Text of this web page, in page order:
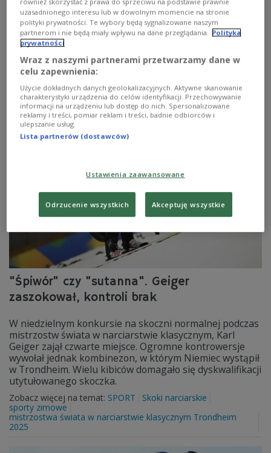
Japończyk Ryoyu Kobayashi triumfował w konkursie w
Oslo zaliczanym do klasyfikacji Pucharu Świata oraz Raw
Air. Polacy nie walczyli o czołowe lokaty, ale w drugiej
serii błysnął Paweł Wąsek, który awansował o dwanaście
pozycji w klasyfikacji konkursu.
Zobacz więcej na temat: SPORT
Skoki narciarskie
sporty zimowe PŚ w skokach 2024/2025 Raw Air
Kamil Stoch
Dawid Kubacki Paweł Wąsek Jakub Wolny
Aleksander Zniszczoł
Maciej Kot Ryoyu Kobayashi
Jan Hoerl
"Śpiwór" czy "sutanna". Geiger
zaszokował, kontroli brak
W niedzielnym konkursie na skoczni normalnej podczas
mistrzostw świata w narciarstwie klasycznym, Karl
Geiger zajął czwarte miejsce. Ogromne kontrowersje
wywołał jednak kombinezon, w którym Niemiec wystąpił
w Trondheim. Wielu kibiców domagało się dyskwalifikacji
utytułowanego skoczka.
Zobacz więcej na temat: SPORT
Skoki narciarskie
sporty zimowe
mistrzostwa świata w narciarstwie klasycznym Trondheim
2025
uzasadnionego interesu lub w dowolnym momencie na stronie
polityki prywatności. Te wybory będą sygnalizowane naszym
partnerom i nie będą miały wpływu na dane przeglądania.
Polityka
prywatności
Wraz z naszymi partnerami przetwarzamy dane w
celu zapewnienia:
Użycie dokładnych danych geolokalizacyjnych. Aktywne skanowanie
charakterystyki urządzenia do celów identyfikacji. Przechowywanie
informacji na urządzeniu lub dostęp do nich. Spersonalizowane
reklamy i treści, pomiar reklam i treści, badnie odbiorców i
ulepszanie usług.
Lista partnerów (dostawców)
Ustawienia zaawansowane
Odrzucenie wszystkich Akceptuję wszystkie